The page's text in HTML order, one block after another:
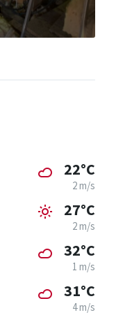
22°C
2 m/s
27°C
2 m/s
32°C
1 m/s
31°C
4 m/s